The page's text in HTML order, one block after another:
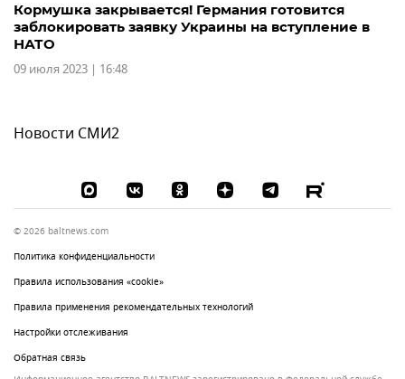
Кормушка закрывается! Германия готовится
заблокировать заявку Украины на вступление в
НАТО
09 июля 2023 | 16:48
Новости СМИ2
© 2026 baltnews.com
Политика конфиденциальности
Правила использования «cookie»
Правила применения рекомендательных технологий
Настройки отслеживания
Обратная связь